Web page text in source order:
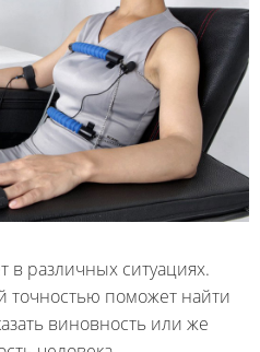
в различных ситуациях.
поможет найти
виновность или же